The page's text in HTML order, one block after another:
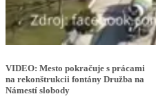
VIDEO: Mesto pokračuje s prácami
na rekonštrukcii fontány Družba na
Námestí slobody